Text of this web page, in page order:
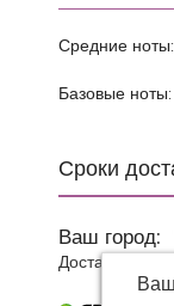
Сроки
Ваш город:
Доставка 0
Средние ноты:
Базовые ноты: